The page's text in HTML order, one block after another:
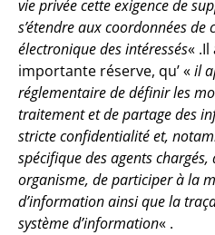
vie privée cette exigence de
s’étendre aux coordonnées
électronique des intéressés«
importante réserve, qu’ «il
réglementaire de définir les
traitement et de partage des
stricte confidentialité et,
spécifique des agents
organisme, de participer à la
d’information ainsi que la
système d’information« .